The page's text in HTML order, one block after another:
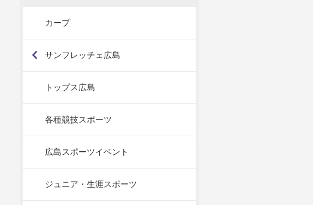
カープ
サンフレッチェ広島
トップス広島
各種競技スポーツ
広島スポーツイベント
ジュニア・生涯スポーツ